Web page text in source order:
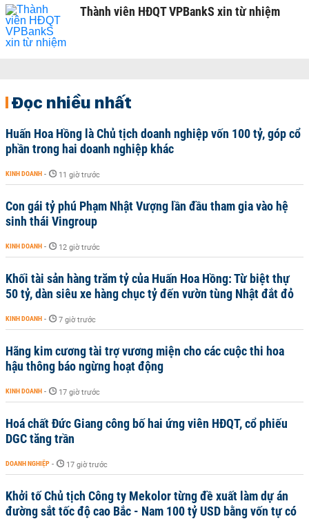
Thành viên HĐQT VPBankS xin từ nhiệm
Đọc nhiều nhất
Huấn Hoa Hồng là Chủ tịch doanh nghiệp vốn 100 tỷ, góp cổ
phần trong hai doanh nghiệp khác
KINH DOANH - 11 giờ trước
Con gái tỷ phú Phạm Nhật Vượng lần đầu tham gia vào hệ
sinh thái Vingroup
KINH DOANH - 12 giờ trước
Khối tài sản hàng trăm tỷ của Huấn Hoa Hồng: Từ biệt thự
50 tỷ, dàn siêu xe hàng chục tỷ đến vườn tùng Nhật đắt đỏ
KINH DOANH - 7 giờ trước
Hãng kim cương tài trợ vương miện cho các cuộc thi hoa
hậu thông báo ngừng hoạt động
KINH DOANH - 17 giờ trước
Hoá chất Đức Giang công bố hai ứng viên HĐQT, cổ phiếu
DGC tăng trần
DOANH NGHIỆP - 17 giờ trước
Khởi tố Chủ tịch Công ty Mekolor từng đề xuất làm dự án
đường sắt tốc độ cao Bắc - Nam 100 tỷ USD bằng vốn tự có